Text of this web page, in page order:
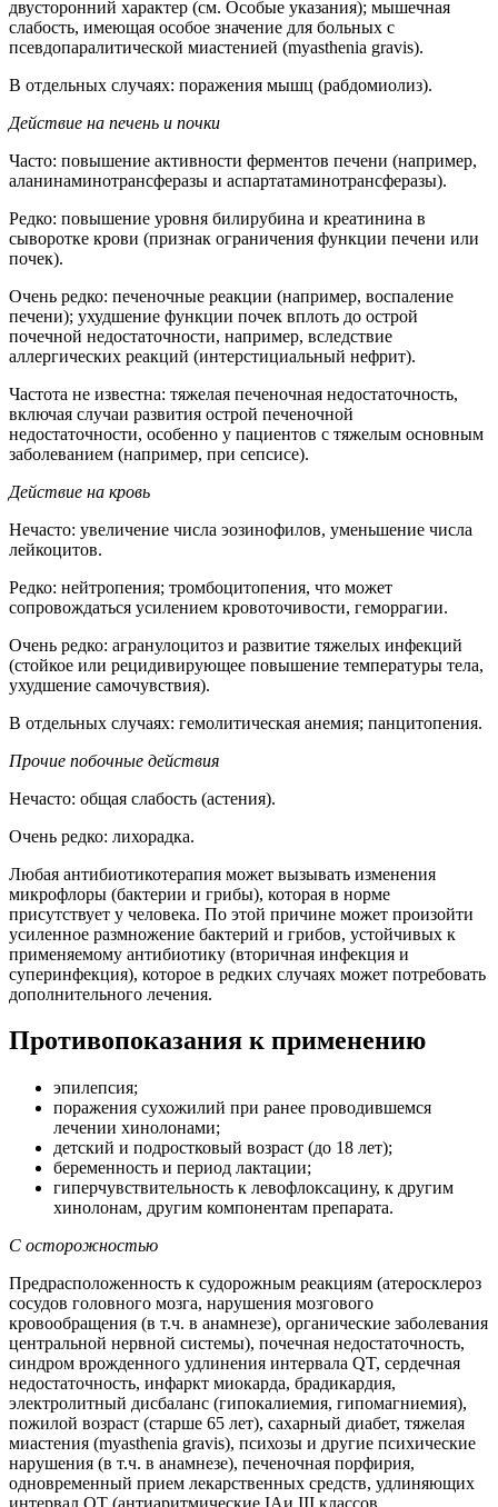
двусторонний характер (см. Особые указания); мышечная
слабость, имеющая особое значение для больных с
псевдопаралитической миастенией (myasthenia gravis).
В отдельных случаях: поражения мышц (рабдомиолиз).
Действие на печень и почки
Часто: повышение активности ферментов печени (например,
аланинаминотрансферазы и аспартатаминотрансферазы).
Редко: повышение уровня билирубина и креатинина в
сыворотке крови (признак ограничения функции печени или
почек).
Очень редко: печеночные реакции (например, воспаление
печени); ухудшение функции почек вплоть до острой
почечной недостаточности, например, вследствие
аллергических реакций (интерстициальный нефрит).
Частота не известна: тяжелая печеночная недостаточность,
включая случаи развития острой печеночной
недостаточности, особенно у пациентов с тяжелым основным
заболеванием (например, при сепсисе).
Действие на кровь
Нечасто: увеличение числа эозинофилов, уменьшение числа
лейкоцитов.
Редко: нейтропения; тромбоцитопения, что может
сопровождаться усилением кровоточивости, геморрагии.
Очень редко: агранулоцитоз и развитие тяжелых инфекций
(стойкое или рецидивирующее повышение температуры тела,
ухудшение самочувствия).
В отдельных случаях: гемолитическая анемия; панцитопения.
Прочие побочные действия
Нечасто: общая слабость (астения).
Очень редко: лихорадка.
Любая антибиотикотерапия может вызывать изменения
микрофлоры (бактерии и грибы), которая в норме
присутствует у человека. По этой причине может произойти
усиленное размножение бактерий и грибов, устойчивых к
применяемому антибиотику (вторичная инфекция и
суперинфекция), которое в редких случаях может потребовать
дополнительного лечения.
Противопоказания к применению
эпилепсия;
поражения сухожилий при ранее проводившемся
лечении хинолонами;
детский и подростковый возраст (до 18 лет);
беременность и период лактации;
гиперчувствительность к левофлоксацину, к другим
хинолонам, другим компонентам препарата.
С осторожностью
Предрасположенность к судорожным реакциям (атеросклероз
сосудов головного мозга, нарушения мозгового
кровообращения (в т.ч. в анамнезе), органические заболевания
центральной нервной системы), почечная недостаточность,
синдром врожденного удлинения интервала QT, сердечная
недостаточность, инфаркт миокарда, брадикардия,
электролитный дисбаланс (гипокалиемия, гипомагниемия),
пожилой возраст (старше 65 лет), сахарный диабет, тяжелая
миастения (myasthenia gravis), психозы и другие психические
нарушения (в т.ч. в анамнезе), печеночная порфирия,
одновременный прием лекарственных средств, удлиняющих